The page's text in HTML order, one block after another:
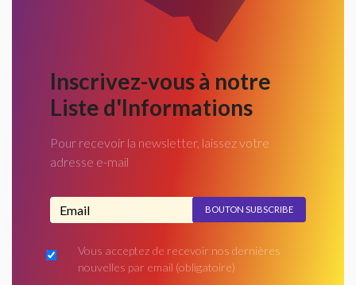
Inscrivez-vous à notre
Liste d'Informations
Pour recevoir la newsletter, laissez votre
adresse e-mail
Adresse email...
Vous acceptez de recevoir nos dernières
nouvelles par email (obligatoire)